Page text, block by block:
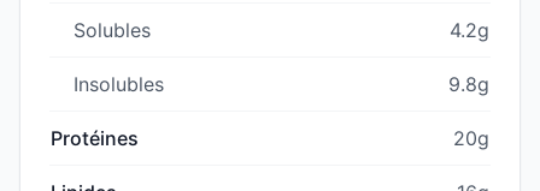
Solubles 4.2g
Insolubles 9.8g
Protéines 20g